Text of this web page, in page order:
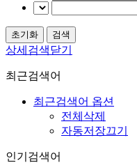
상세검색닫기
최근검색어
최근검색어 옵션
전체삭제
자동저장끄기
인기검색어